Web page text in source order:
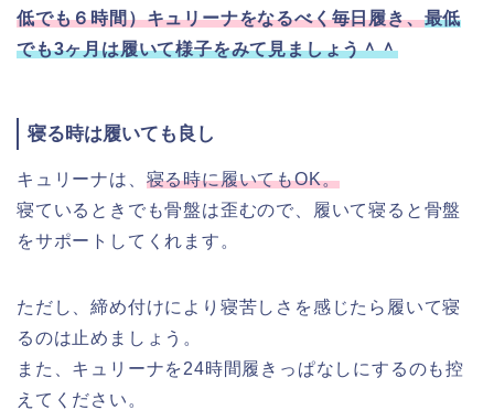
低でも６時間）キュリーナをなるべく毎日履き、最低
でも3ヶ月は履いて様子をみて見ましょう＾＾
寝る時は履いても良し
キュリーナは、 寝る時に履いてもOK。
寝ているときでも骨盤は歪むので、履いて寝ると骨盤
をサポートしてくれます。
ただし、締め付けにより寝苦しさを感じたら履いて寝
るのは止めましょう。
また、キュリーナを24時間履きっぱなしにするのも控
えてください。